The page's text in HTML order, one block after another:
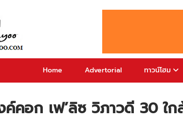
Home Advertorial ทาวน์โฮม
คอก เฟ’ลิซ วิภาวดี 30 ใ